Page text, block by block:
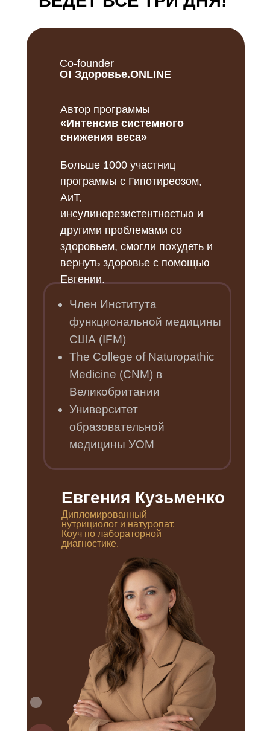
Евгения Кузьменко
Дипломированный
нутрициолог и натуропат.
Коуч по лабораторной
диагностике.
Член Института
функциональной медицины
США (IFM)
The College of Naturopathic
Medicine (CNM) в
Великобритании
Университет
образовательной
медицины УOM
Co-founder
О! Здоровье.ONLINE
Автор программы
«Интенсив системного
снижения веса»
Больше 1000 участниц
программы с Гипотиреозом,
АиТ,
инсулинорезистентностью и
другими проблемами со
здоровьем, смогли похудеть и
вернуть здоровье с помощью
Евгении.